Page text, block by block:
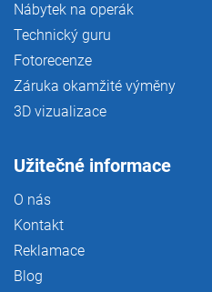
Nábytek na operák
Technický guru
Fotorecenze
Záruka okamžité výměny
3D vizualizace
Užitečné informace
O nás
Kontakt
Reklamace
Blog